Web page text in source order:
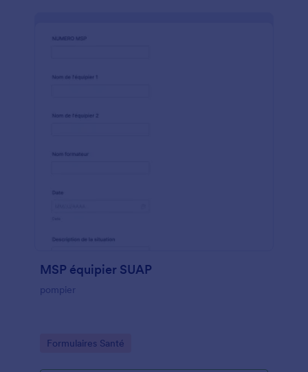
MSP équipier SUAP
pompier
Go to Category:
Formulaires Santé